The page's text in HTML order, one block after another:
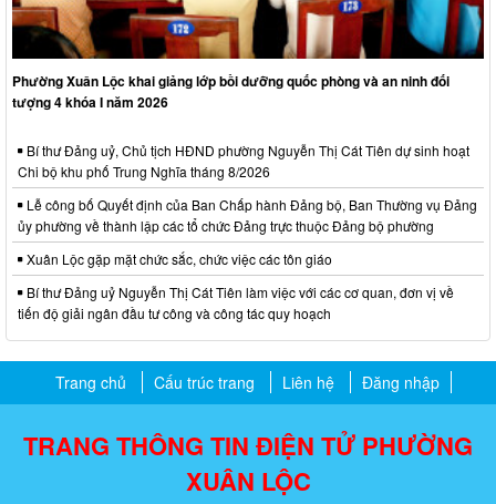
Phường Xuân Lộc khai giảng lớp bồi dưỡng quốc phòng và an ninh đối
tượng 4 khóa I năm 2026
Bí thư Đảng uỷ, Chủ tịch HĐND phường Nguyễn Thị Cát Tiên dự sinh hoạt
Chi bộ khu phố Trung Nghĩa tháng 8/2026
Lễ công bố Quyết định của Ban Chấp hành Đảng bộ, Ban Thường vụ Đảng
ủy phường về thành lập các tổ chức Đảng trực thuộc Đảng bộ phường
Xuân Lộc gặp mặt chức sắc, chức việc các tôn giáo
Bí thư Đảng uỷ Nguyễn Thị Cát Tiên làm việc với các cơ quan, đơn vị về
tiến độ giải ngân đầu tư công và công tác quy hoạch
Trang chủ Cấu trúc trang Liên hệ Đăng nhập
TRANG THÔNG TIN ĐIỆN TỬ PHƯỜNG
XUÂN LỘC